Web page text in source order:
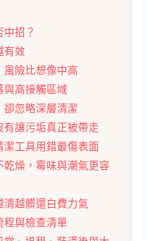
招？
有效
險比想像中高
與高接觸區域
忽略深層清潔
讓污垢真正被帶走
工具用錯最傷表面
燥，霉味與潮氣更容
越髒還白費力氣
程與檢查清單